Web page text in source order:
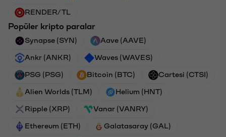
RENDER/TL
Popüler kripto paralar
Synapse (SYN) Aave (AAVE)
Ankr (ANKR) Waves (WAVES)
PSG (PSG) Bitcoin (BTC) Cartesi (CTSI)
Alien Worlds (TLM) Helium (HNT)
Ripple (XRP) Vanar (VANRY)
Ethereum (ETH) Galatasaray (GAL)